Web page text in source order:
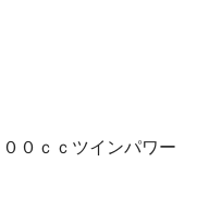
０ｃｃツインパワー